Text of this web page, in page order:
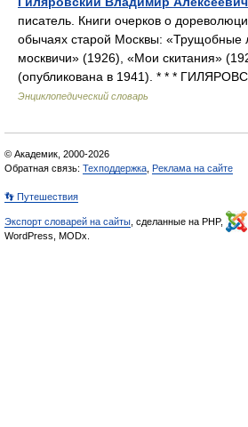
писатель. Книги очерков о
обычаях старой Москвы: «Трущобные
москвичи» (1926), «Мои скитания»
(опубликована в 1941). * * *
Энциклопедический словарь
© Академик, 2000-2026
Обратная связь: Техподдержка Реклама на сайте
👣 Путешествия
Экспорт словарей на сайты , сделанные на PHP,
WordPress, MODx.